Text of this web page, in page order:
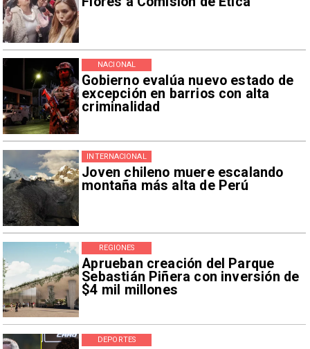
Gobierno evalúa nuevo estado de
excepción en barrios con alta
criminalidad
NACIONAL
Joven chileno muere escalando
montaña más alta de Perú
INTERNACIONAL
Aprueban creación del Parque
Sebastián Piñera con inversión de
$4 mil millones
REGIONES
DEPORTES